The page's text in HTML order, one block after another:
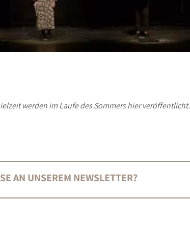
werden im Laufe des Sommers hier veröffentlicht.
AN UNSEREM NEWSLETTER?